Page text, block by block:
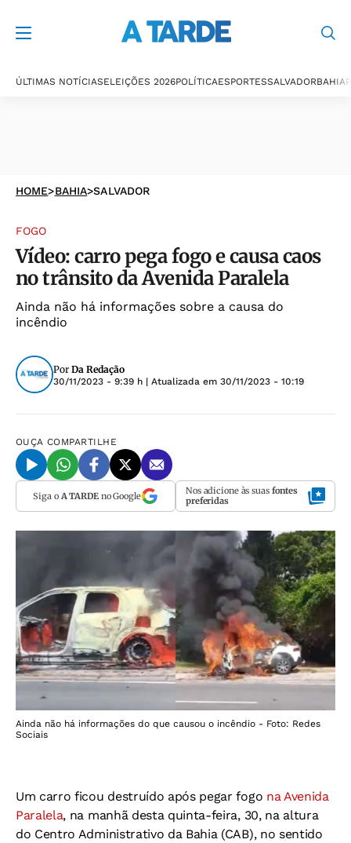
ÚLTIMAS NOTÍCIASELEIÇÕES 2026POLÍTICAESPORTESSALVADORBAHIA
HOME>BAHIA>SALVADOR
FOGO
Vídeo: carro pega fogo e causa caos
no trânsito da Avenida Paralela
Ainda não há informações sobre a causa do
incêndio
Por Da Redação
30/11/2023 - 9:39 h | Atualizada em 30/11/2023 - 10:19
OUÇA COMPARTILHE
Siga o A TARDEno Google Nos adicione às suas fontes
preferidas
Ainda não há informações do que causou o incêndio - Foto: Redes
Sociais
Um carro ficou destruído após pegar fogo na Avenida
Paralela, na manhã desta quinta-feira, 30, na altura
do Centro Administrativo da Bahia (CAB), no sentido